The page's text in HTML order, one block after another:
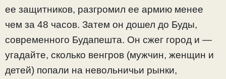
ее защитников, разгромил ее армию менее
чем за 48 часов. Затем он дошел до Буды,
современного Будапешта. Он сжег город и —
угадайте, сколько венгров (мужчин, женщин и
детей) попали на невольничьи рынки,